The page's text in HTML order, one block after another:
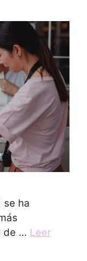
se ha
de … Leer